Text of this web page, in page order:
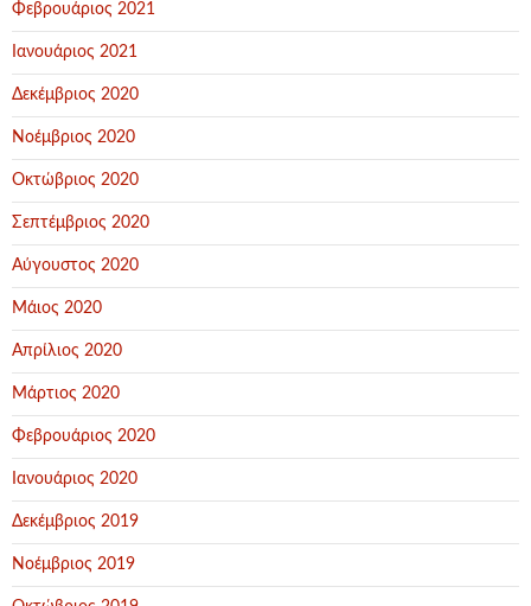
Φεβρουάριος 2021
Ιανουάριος 2021
Δεκέμβριος 2020
Νοέμβριος 2020
Οκτώβριος 2020
Σεπτέμβριος 2020
Αύγουστος 2020
Μάιος 2020
Απρίλιος 2020
Μάρτιος 2020
Φεβρουάριος 2020
Ιανουάριος 2020
Δεκέμβριος 2019
Νοέμβριος 2019